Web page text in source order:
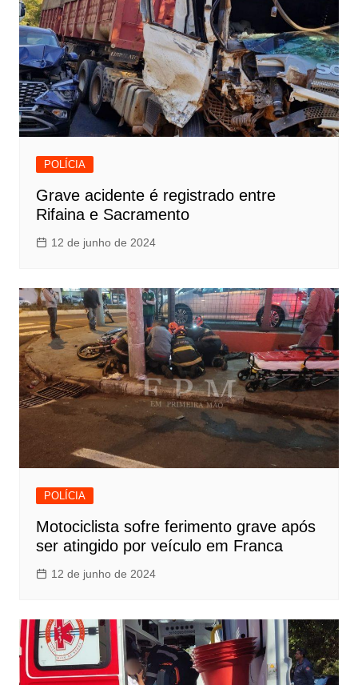
POLÍCIA
Grave acidente é registrado entre
Rifaina e Sacramento
12 de junho de 2024
POLÍCIA
Motociclista sofre ferimento grave após
ser atingido por veículo em Franca
12 de junho de 2024